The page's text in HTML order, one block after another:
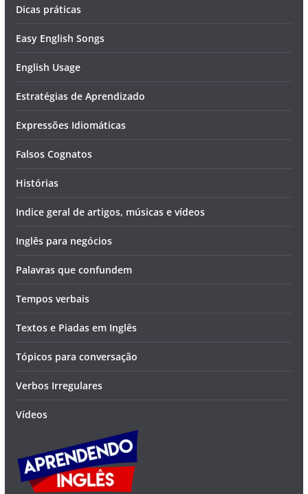
Dicas práticas
Easy English Songs
English Usage
Estratégias de Aprendizado
Expressões Idiomáticas
Falsos Cognatos
Histórias
Indice geral de artigos, músicas e vídeos
Inglês para negócios
Palavras que confundem
Tempos verbais
Textos e Piadas em Inglês
Tópicos para conversação
Verbos Irregulares
Vídeos